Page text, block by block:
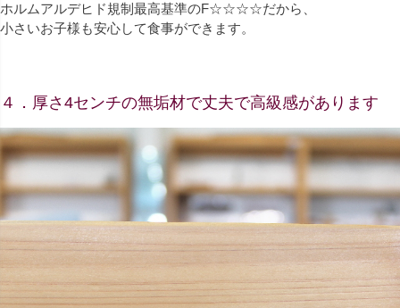
ホルムアルデヒド規制最高基準のF☆☆☆☆だから、
小さいお子様も安心して食事ができます。
４．厚さ4センチの無垢材で丈夫で高級感があります